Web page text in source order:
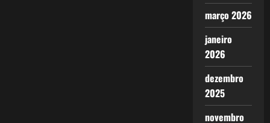
março 2026
janeiro
2026
dezembro
2025
novembro